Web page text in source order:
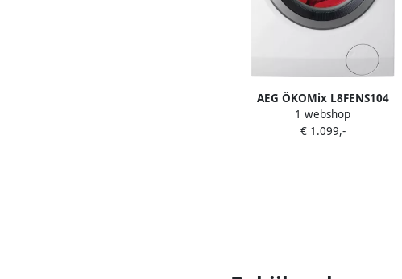
AEG ÖKOMix L8FENS104
Wasmachine 10 kg 1400 toeren
Energielabel A
1 webshop
€ 1.099,-